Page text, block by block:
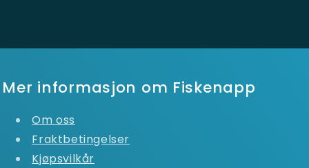
Mer informasjon om Fiskenapp
Om oss
Fraktbetingelser
Kjøpsvilkår